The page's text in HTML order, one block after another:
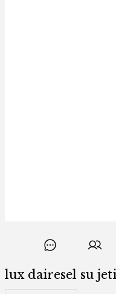
lux dairesel su jeti